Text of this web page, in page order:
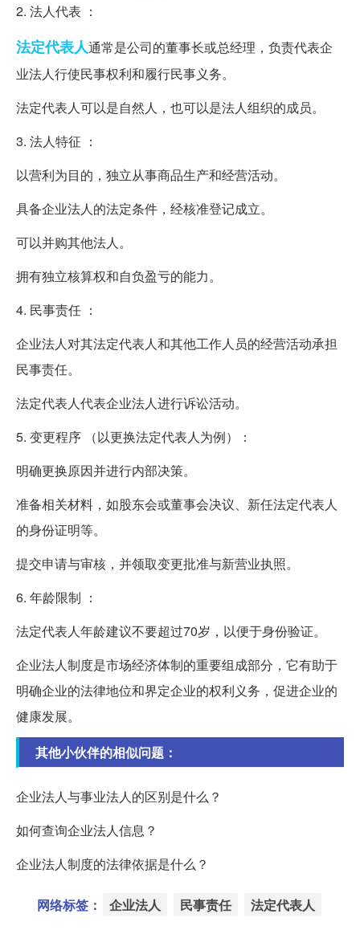
2. 法人代表 ：
法定代表人通常是公司的董事长或总经理，负责代表企
业法人行使民事权利和履行民事义务。
法定代表人可以是自然人，也可以是法人组织的成员。
3. 法人特征 ：
以营利为目的，独立从事商品生产和经营活动。
具备企业法人的法定条件，经核准登记成立。
可以并购其他法人。
拥有独立核算权和自负盈亏的能力。
4. 民事责任 ：
企业法人对其法定代表人和其他工作人员的经营活动承担
民事责任。
法定代表人代表企业法人进行诉讼活动。
5. 变更程序 （以更换法定代表人为例）：
明确更换原因并进行内部决策。
准备相关材料，如股东会或董事会决议、新任法定代表人
的身份证明等。
提交申请与审核，并领取变更批准与新营业执照。
6. 年龄限制 ：
法定代表人年龄建议不要超过70岁，以便于身份验证。
企业法人制度是市场经济体制的重要组成部分，它有助于
明确企业的法律地位和界定企业的权利义务，促进企业的
健康发展。
其他小伙伴的相似问题：
企业法人与事业法人的区别是什么？
如何查询企业法人信息？
企业法人制度的法律依据是什么？
网络标签： 企业法人 民事责任 法定代表人